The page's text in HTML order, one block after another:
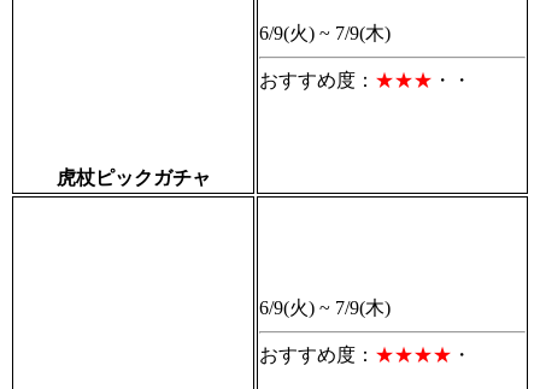
虎杖ピックガチャ
6/9(火) ~ 7/9(木)
おすすめ度： ★★★ ・・
6/9(火) ~ 7/9(木)
おすすめ度： ★★★★ ・